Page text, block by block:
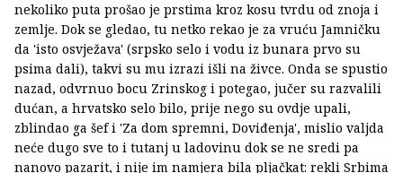
nekoliko puta prošao je prstima kroz kosu tvrdu od znoja i
zemlje. Dok se gledao, tu netko rekao je za vruću Jamničku
da 'isto osvježava' (srpsko selo i vodu iz bunara prvo su
psima dali), takvi su mu izrazi išli na živce. Onda se spustio
nazad, odvrnuo bocu Zrinskog i potegao, jučer su razvalili
dućan, a hrvatsko selo bilo, prije nego su ovdje upali,
zblindao ga šef i 'Za dom spremni, Doviđenja', mislio valjda
neće dugo sve to i tutanj u ladovinu dok se ne sredi pa
nanovo pazarit, i nije im namjera bila pljačkat: rekli Srbima